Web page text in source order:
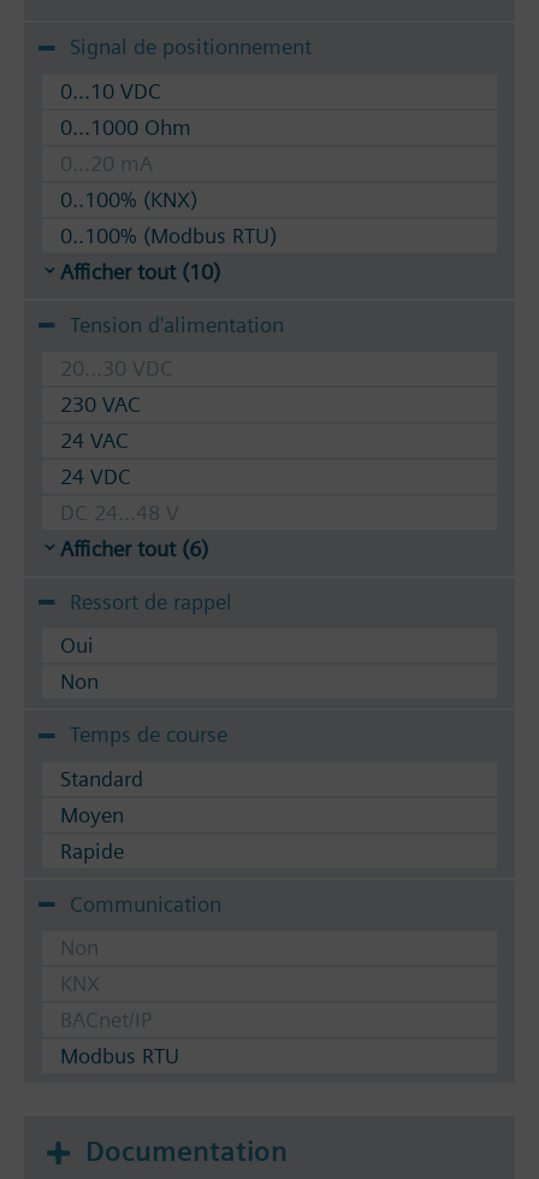
Signal de positionnement
0...10 VDC
0...1000 Ohm
0...20 mA
0..100% (KNX)
0..100% (Modbus RTU)
Afficher tout (10)
Tension d'alimentation
20...30 VDC
230 VAC
24 VAC
24 VDC
DC 24...48 V
Afficher tout (6)
Ressort de rappel
Oui
Non
Temps de course
Standard
Moyen
Rapide
Communication
Non
KNX
BACnet/IP
Modbus RTU
Documentation